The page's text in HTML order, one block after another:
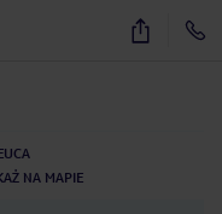
16
NA MAPIE